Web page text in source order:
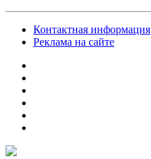
Контактная информация
Реклама на сайте